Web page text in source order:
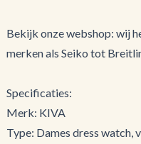
Bekijk onze webshop: wij
merken als Seiko tot
Specificaties:
Merk: KIVA
Type: Dames dress watch,